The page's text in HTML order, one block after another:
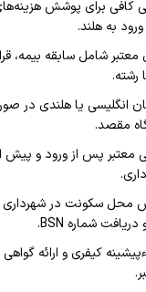
کافی برای پوشش
به هلند.
معتبر شامل سابقه بیمه،
رشته.
انگلیسی یا هلندی در
مقصد.
معتبر پس از ورود و پیش
محل سکونت در شهرداری
کیفری و ارائه